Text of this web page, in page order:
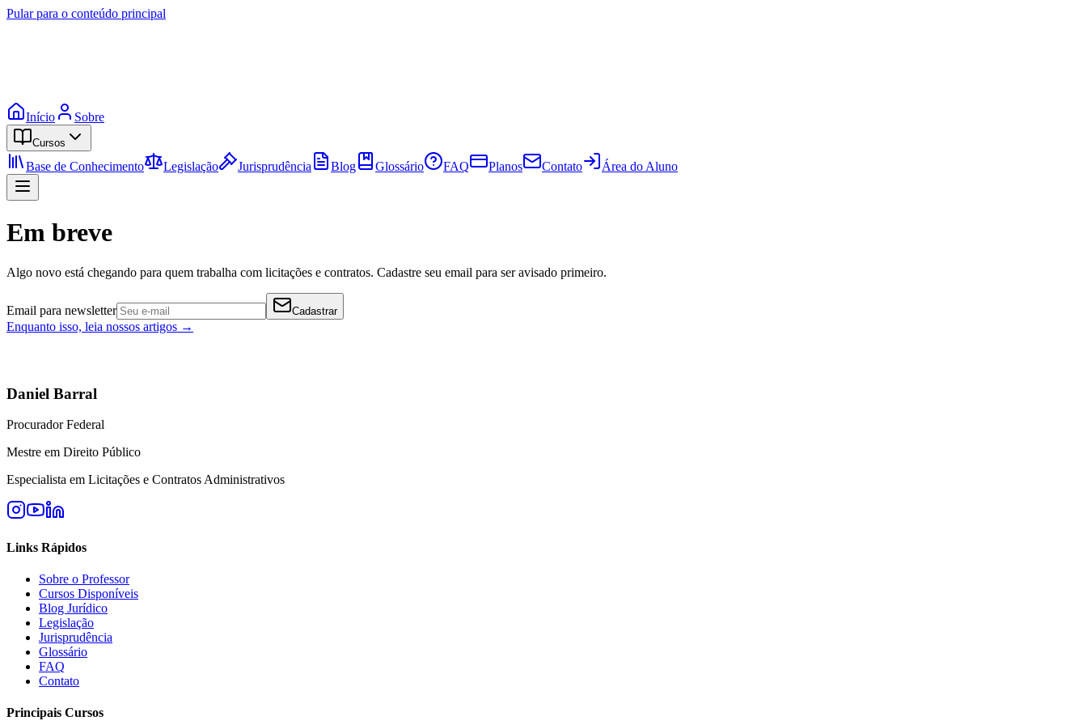
Pular para o conteúdo principal
Início Sobre
Cursos
Base de Conhecimento Legislação Jurisprudência Blog Glossário FAQ Planos Contato Área do Aluno
Em breve
Algo novo está chegando para quem trabalha com licitações e contratos. Cadastre seu email para ser avisado primeiro.
Email para newsletter Cadastrar
Enquanto isso, leia nossos artigos →
Daniel Barral
Procurador Federal
Mestre em Direito Público
Especialista em Licitações e Contratos Administrativos
Links Rápidos
Sobre o Professor
Cursos Disponíveis
Blog Jurídico
Legislação
Jurisprudência
Glossário
FAQ
Contato
Principais Cursos